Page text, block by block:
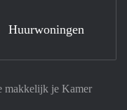
makkelijk je Kamer
Huurwoningen